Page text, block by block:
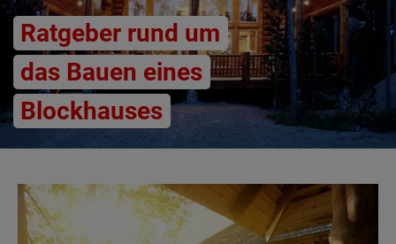
Ratgeber rund um
das Bauen eines
Blockhauses